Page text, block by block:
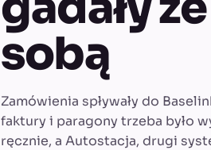
sobą
Zamówienia spływały do
faktury i paragony trzeba było
ręcznie, a Autostacja, drugi